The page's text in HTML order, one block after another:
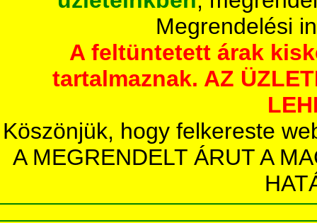
Megrendelési
A feltüntetett árak
tartalmaznak. AZ
Köszönjük, hogy felkereste
A MEGRENDELT ÁRUT A